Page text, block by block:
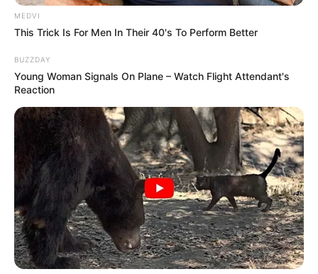
The Real Reason Steve Carell Left 'The Office'
BRAINBERRIES
MEDVI
This Trick Is For Men In Their 40's To Perform Better
BUZZDAY
Young Woman Signals On Plane – Watch Flight Attendant's
Reaction